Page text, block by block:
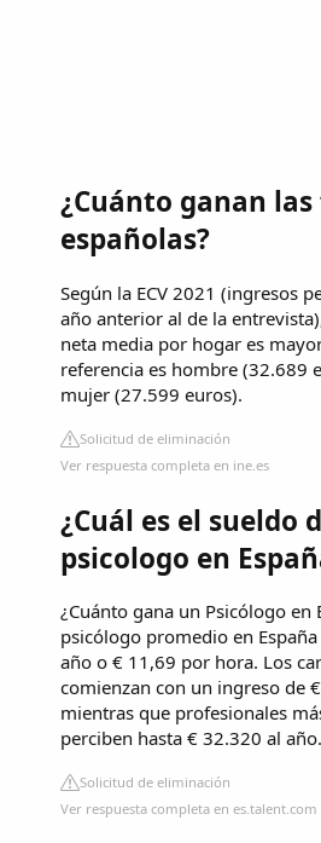
¿Cuánto ganan
españolas?
Según la ECV 2021 (ingresos
año anterior al de la
neta media por hogar es
referencia es hombre (32.689
mujer (27.599 euros).
Solicitud de eliminación
Ver respuesta completa en ine.es
¿Cuál es el sueldo
psicologo en
¿Cuánto gana un Psicólogo en
psicólogo promedio en
año o € 11,69 por hora. Los
comienzan con un ingreso de
mientras que profesionales
perciben hasta € 32.320 al año.
Solicitud de eliminación
Ver respuesta completa en es.talent.com